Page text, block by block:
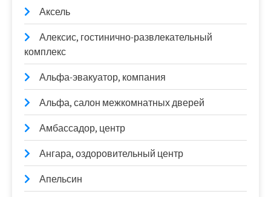
Аксель
Алексис, гостинично-развлекательный
комплекс
Альфа-эвакуатор, компания
Альфа, салон межкомнатных дверей
Амбассадор, центр
Ангара, оздоровительный центр
Апельсин